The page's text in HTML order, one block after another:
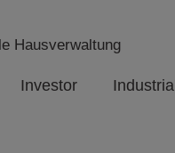
Hausverwaltung
Investor Industrial